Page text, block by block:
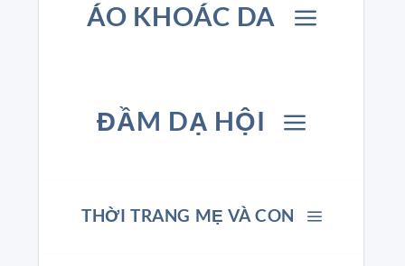
ÁO KHOÁC DA
ĐẦM DẠ HỘI
THỜI TRANG MẸ VÀ CON